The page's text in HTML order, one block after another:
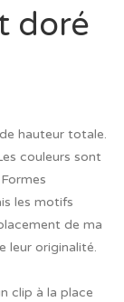
doré
hauteur totale.
couleurs sont
les motifs
de ma
leur originalité.
clip à la place